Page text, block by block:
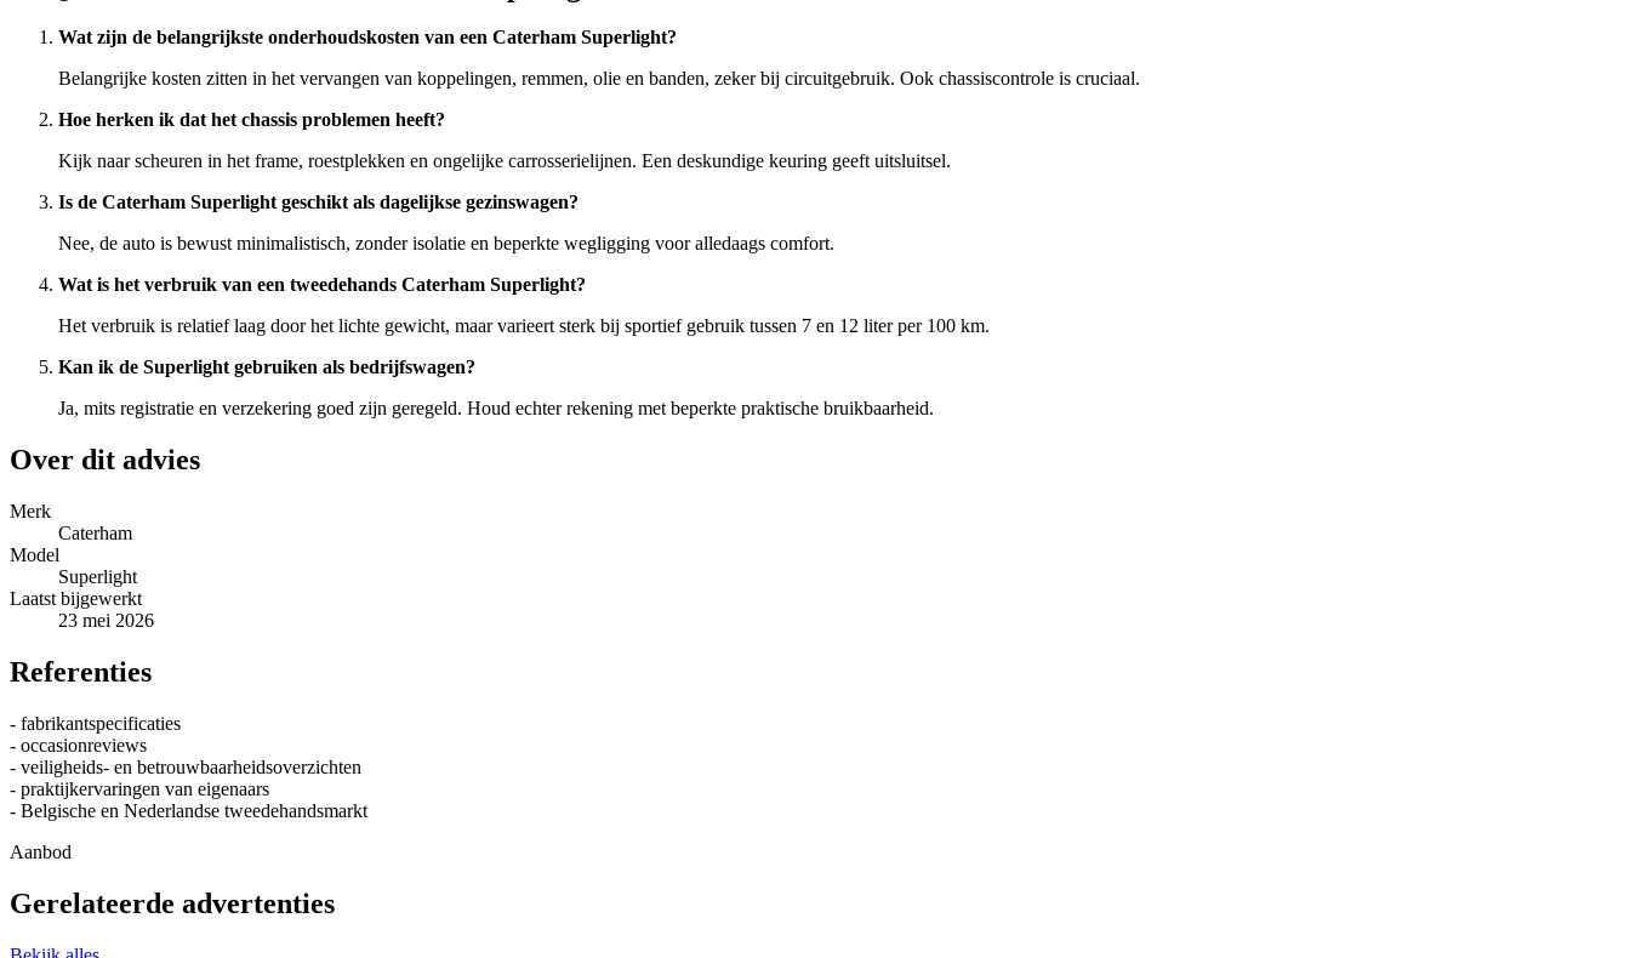
Wat zijn de belangrijkste onderhoudskosten van een Caterham Superlight?
Belangrijke kosten zitten in het vervangen van koppelingen, remmen, olie en banden, zeker bij circuitgebruik. Ook chassiscontrole is cruciaal.
Hoe herken ik dat het chassis problemen heeft?
Kijk naar scheuren in het frame, roestplekken en ongelijke carrosserielijnen. Een deskundige keuring geeft uitsluitsel.
Is de Caterham Superlight geschikt als dagelijkse gezinswagen?
Nee, de auto is bewust minimalistisch, zonder isolatie en beperkte wegligging voor alledaags comfort.
Wat is het verbruik van een tweedehands Caterham Superlight?
Het verbruik is relatief laag door het lichte gewicht, maar varieert sterk bij sportief gebruik tussen 7 en 12 liter per 100 km.
Kan ik de Superlight gebruiken als bedrijfswagen?
Ja, mits registratie en verzekering goed zijn geregeld. Houd echter rekening met beperkte praktische bruikbaarheid.
Over dit advies
Merk
Caterham
Model
Superlight
Laatst bijgewerkt
23 mei 2026
Referenties
- fabrikantspecificaties
- occasionreviews
- veiligheids- en betrouwbaarheidsoverzichten
- praktijkervaringen van eigenaars
- Belgische en Nederlandse tweedehandsmarkt
Aanbod
Gerelateerde advertenties